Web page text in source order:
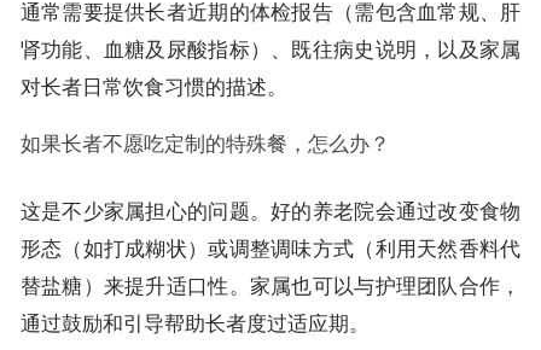
通常需要提供长者近期的体检报告（需包含血常规、肝
肾功能、血糖及尿酸指标）、既往病史说明，以及家属
对长者日常饮食习惯的描述。
如果长者不愿吃定制的特殊餐，怎么办？
这是不少家属担心的问题。好的养老院会通过改变食物
形态（如打成糊状）或调整调味方式（利用天然香料代
替盐糖）来提升适口性。家属也可以与护理团队合作，
通过鼓励和引导帮助长者度过适应期。